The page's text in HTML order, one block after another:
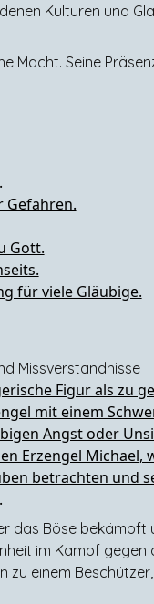
Kulturen und
Seine
Gefahren.
Gott.
für viele Gläubige.
Missverständnisse
Figur als zu
mit einem
Angst oder
Erzengel Michael,
betrachten und
das Böse bekämpft
im Kampf gegen
einem